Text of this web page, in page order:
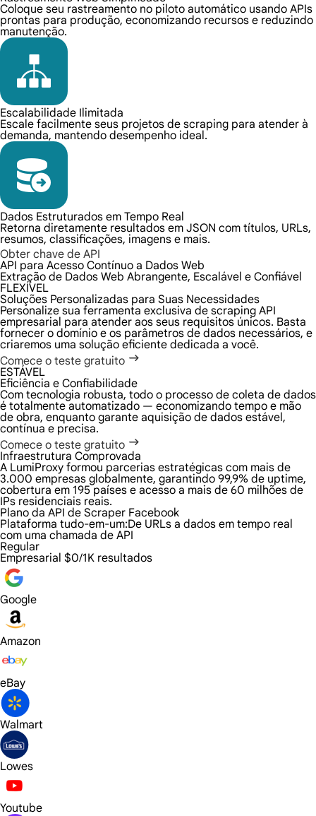
Coloque seu rastreamento no piloto automático usando APIs
prontas para produção, economizando recursos e reduzindo
manutenção.
Escalabilidade Ilimitada
Escale facilmente seus projetos de scraping para atender à
demanda, mantendo desempenho ideal.
Dados Estruturados em Tempo Real
Retorna diretamente resultados em JSON com títulos, URLs,
resumos, classificações, imagens e mais.
Obter chave de API
API para Acesso Contínuo a Dados Web
Extração de Dados Web Abrangente, Escalável e Confiável
FLEXÍVEL
Soluções Personalizadas para Suas Necessidades
Personalize sua ferramenta exclusiva de scraping API
empresarial para atender aos seus requisitos únicos. Basta
fornecer o domínio e os parâmetros de dados necessários, e
criaremos uma solução eficiente dedicada a você.
Comece o teste gratuito
ESTÁVEL
Eficiência e Confiabilidade
Com tecnologia robusta, todo o processo de coleta de dados
é totalmente automatizado — economizando tempo e mão
de obra, enquanto garante aquisição de dados estável,
contínua e precisa.
Comece o teste gratuito
Infraestrutura Comprovada
A LumiProxy formou parcerias estratégicas com mais de
3.000 empresas globalmente, garantindo 99,9% de uptime,
cobertura em 195 países e acesso a mais de 60 milhões de
IPs residenciais reais.
Plano da API de Scraper Facebook
Plataforma tudo-em-um:De URLs a dados em tempo real
com uma chamada de API
Regular
Empresarial $0/1K resultados
Google
Amazon
eBay
Walmart
Lowes
Youtube